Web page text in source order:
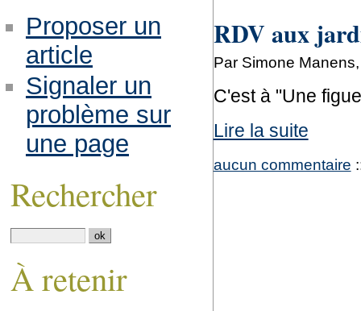
RDV aux
Par Simone
C'est à "Une
Lire la suite
aucun commentaire
Proposer un
article
Signaler un
problème sur
une page
Rechercher
À retenir